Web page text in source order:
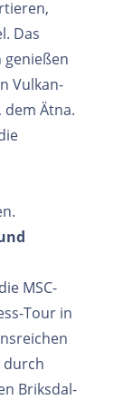
Das
genießen
Vulkan-
dem Ätna.
MSC-
Tour in
durch
Briksdal-